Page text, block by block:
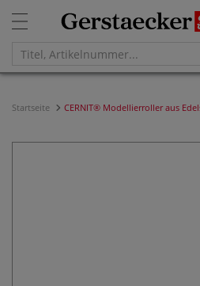
Startseite CERNIT® Modellierroller aus